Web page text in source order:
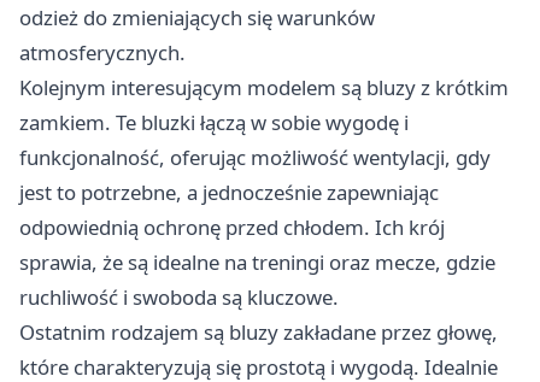
odzież do zmieniających się warunków
atmosferycznych.
Kolejnym interesującym modelem są bluzy z krótkim
zamkiem. Te bluzki łączą w sobie wygodę i
funkcjonalność, oferując możliwość wentylacji, gdy
jest to potrzebne, a jednocześnie zapewniając
odpowiednią ochronę przed chłodem. Ich krój
sprawia, że są idealne na treningi oraz mecze, gdzie
ruchliwość i swoboda są kluczowe.
Ostatnim rodzajem są bluzy zakładane przez głowę,
które charakteryzują się prostotą i wygodą. Idealnie